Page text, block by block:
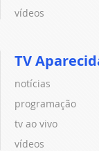
vídeos
TV
notícias
programação
tv ao vivo
vídeos